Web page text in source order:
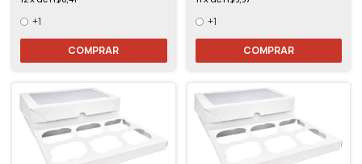
+1
COMPRAR
+1
COMPRAR